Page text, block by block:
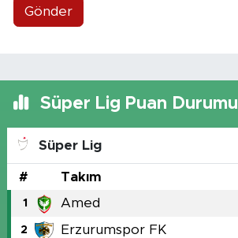
Gönder
Süper Lig Puan Durumu
Süper Lig
# Takım
1 Amed
2 Erzurumspor FK